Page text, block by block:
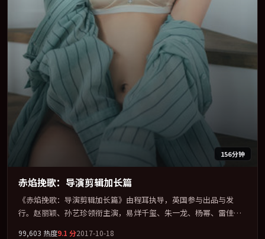
156分钟
赤焰挽歌：导演剪辑加长篇
《赤焰挽歌：导演剪辑加长篇》由程耳执导，英国参与出品与发
行。赵丽颖、孙艺珍领衔主演，易烊千玺、朱一龙、杨幂、雷佳音
99,603 热度9.1 分2017-10-18